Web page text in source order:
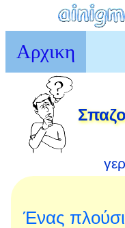
Αρχικη
Ένας